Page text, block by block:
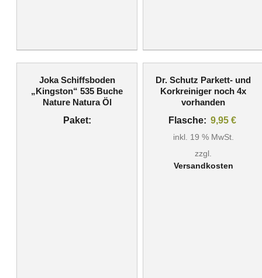
Joka Schiffsboden
„Kingston“ 535 Buche
Nature Natura Öl
Paket:
Dr. Schutz Parkett- und
Korkreiniger noch 4x
vorhanden
Flasche: 9,95€
inkl. 19 % MwSt.
zzgl.
Versandkosten